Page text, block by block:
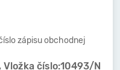
zápisu obchodnej
Vložka číslo:10493/N